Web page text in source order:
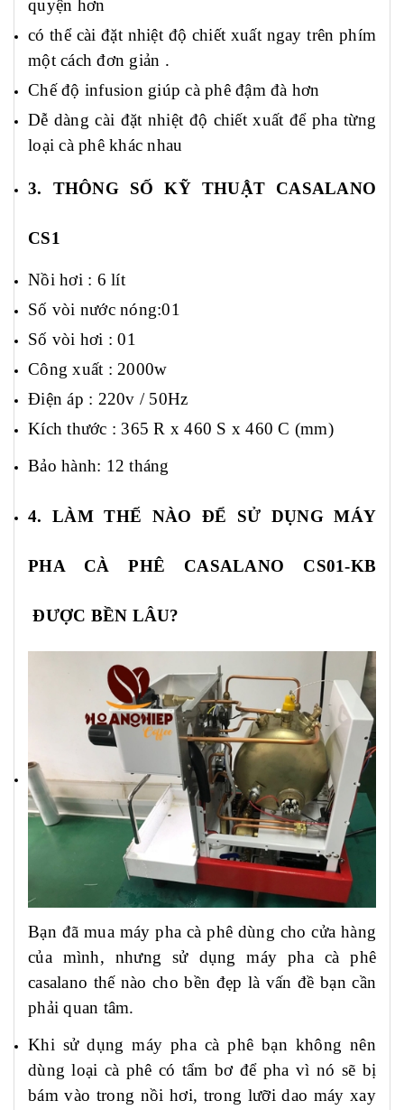
quyện hơn
có thể cài đặt nhiệt độ chiết xuất ngay trên phím
một cách đơn giản .
Chế độ infusion giúp cà phê đậm đà hơn
Dễ dàng cài đặt nhiệt độ chiết xuất để pha từng
loại cà phê khác nhau
3. THÔNG SỐ KỸ THUẬT CASALANO
CS1
Nồi hơi : 6 lít
Số vòi nước nóng:01
Số vòi hơi : 01
Công xuất : 2000w
Điện áp : 220v / 50Hz
Kích thước : 365 R x 460 S x460 C (mm)
Bảo hành: 12 tháng
4. LÀM THẾ NÀO ĐỂ SỬ DỤNG MÁY
PHA CÀ PHÊ CASALANO CS01-KB
ĐƯỢC BỀN LÂU?
Bạn đã mua máy pha cà phê dùng cho cửa hàng
của mình, nhưng sử dụng máy pha cà phê
casalano thế nào cho bền đẹp là vấn đề bạn cần
phải quan tâm.
Khi sử dụng máy pha cà phê bạn không nên
dùng loại cà phê có tẩm bơ để pha vì nó sẽ bị
bám vào trong nồi hơi, trong lưỡi dao máy xay